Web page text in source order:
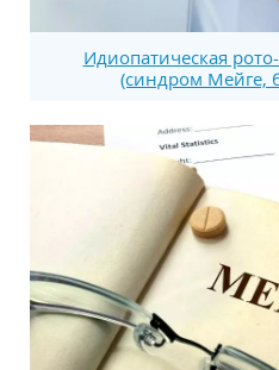
Идиопатическая
(синдром Мейге,